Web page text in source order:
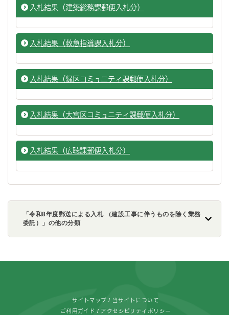
入札結果（建築総務課郵便入札分）
入札結果（救急指導課入札分）
入札結果（緑区コミュニティ課郵便入札分）
入札結果（大宮区コミュニティ課郵便入札分）
入札結果（広聴課郵便入札分）
「令和8年度郵送による入札 （建設工事に伴うものを除く業務
委託）」の他の分類
サイトマップ 当サイトについて
ご利用ガイド アクセシビリティポリシー